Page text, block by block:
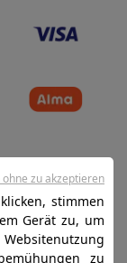
stimmen
Gerät zu, um
zu
zu akzeptieren